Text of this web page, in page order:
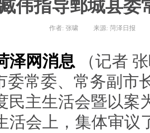
伟指导鄄城县委
作者: 张啸 来源: 菏泽日报
泽网消息 （记者
委常委、常务副市
民主生活会暨以案
活会上，集体审议